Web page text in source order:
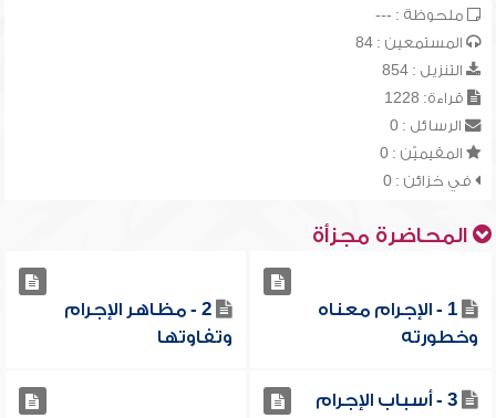
ملحوظة : ---
المستمعين : 84
التنزيل : 854
قراءة: 1228
الرسائل : 0
المقيميّن : 0
في خزائن : 0
المحاضرة مجزأة
1 - الإجرام معناه
وخطورته
2 - مظاهر الإجرام
وتفاوتها
3 - أسباب الإجرام